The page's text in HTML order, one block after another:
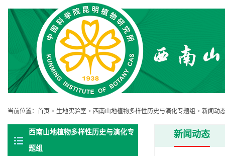
当前位置： 首页 > 生地实验室 > 西南山地植物多样性历史与演化专题组 > 新闻动
西南山地植物多样性历史与演化专
题组
新闻动态